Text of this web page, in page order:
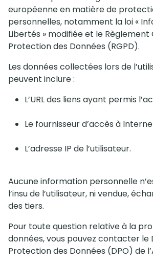
européenne en matière de
personnelles, notamment la loi «
Libertés » modifiée et le Règlement
Protection des Données (RGPD).
Les données collectées lors de
peuvent inclure :
L’URL des liens ayant permis
Le fournisseur d’accès à
L’adresse IP de l’utilisateur.
Aucune information personnelle
l’insu de l’utilisateur, ni vendue,
des tiers.
Pour toute question relative à la
données, vous pouvez contacter le
Protection des Données (DPO) de